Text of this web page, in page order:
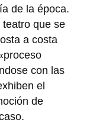
de la época.
que se
a costa
con las
el
de